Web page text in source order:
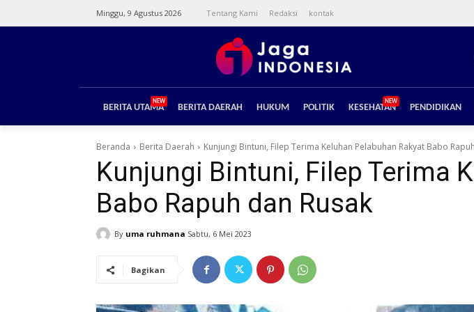
Minggu, 9 Agustus 2026 Tentang Kami Redaksi kontak
BERITA UTAMA
NEW
BERITA DAERAH HUKUM POLITIK KESEHATAN
NEW
PENDIDIKAN
Beranda Berita Daerah Kunjungi Bintuni, Filep Terima Keluhan Pelabuhan Rakyat Babo
Kunjungi Bintuni, Filep Terima
Babo Rapuh dan Rusak
By uma ruhmana Sabtu, 6 Mei 2023
Bagikan